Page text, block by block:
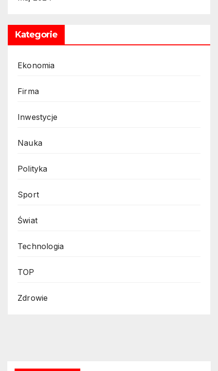
Kategorie
Ekonomia
Firma
Inwestycje
Nauka
Polityka
Sport
Świat
Technologia
TOP
Zdrowie